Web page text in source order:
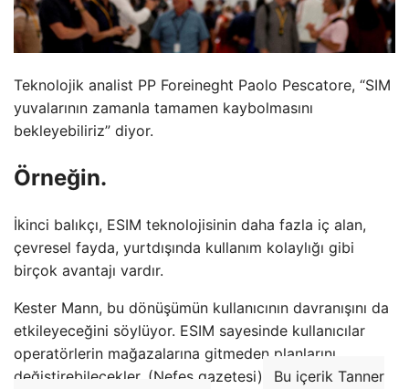
Teknolojik analist PP Foreineght Paolo Pescatore, “SIM
yuvalarının zamanla tamamen kaybolmasını
bekleyebiliriz” diyor.
Örneğin.
İkinci balıkçı, ESIM teknolojisinin daha fazla iç alan,
çevresel fayda, yurtdışında kullanım kolaylığı gibi
birçok avantajı vardır.
Kester Mann, bu dönüşümün kullanıcının davranışını da
etkileyeceğini söylüyor. ESIM sayesinde kullanıcılar
operatörlerin mağazalarına gitmeden planlarını
değiştirebilecekler. (Nefes gazetesi)
Bu içerik Tanner